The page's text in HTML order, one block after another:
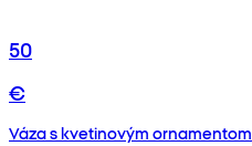
50
€
Váza s kvetinovým ornamentom